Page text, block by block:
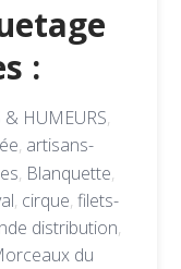
:
& HUMEURS,
, artisans-
, Blanquette,
, cirque, filets-
distribution,
du